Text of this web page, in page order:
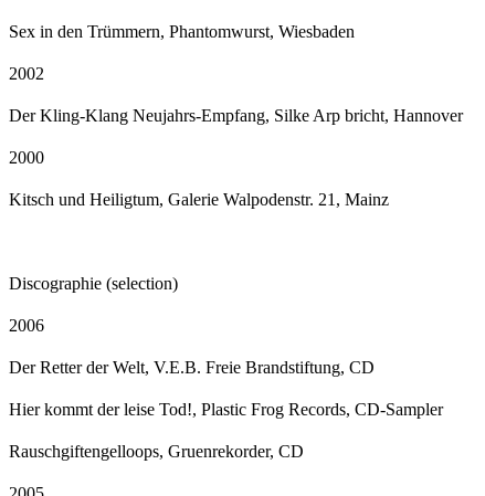
Sex in den Trümmern, Phantomwurst, Wiesbaden
2002
Der Kling-Klang Neujahrs-Empfang, Silke Arp bricht, Hannover
2000
Kitsch und Heiligtum, Galerie Walpodenstr. 21, Mainz
Discographie (selection)
2006
Der Retter der Welt, V.E.B. Freie Brandstiftung, CD
Hier kommt der leise Tod!, Plastic Frog Records, CD-Sampler
Rauschgiftengelloops, Gruenrekorder, CD